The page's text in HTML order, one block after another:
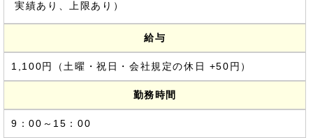
実績あり、上限あり）
給与
1,100円（土曜・祝日・会社規定の休日 +50円）
勤務時間
9：00～15：00